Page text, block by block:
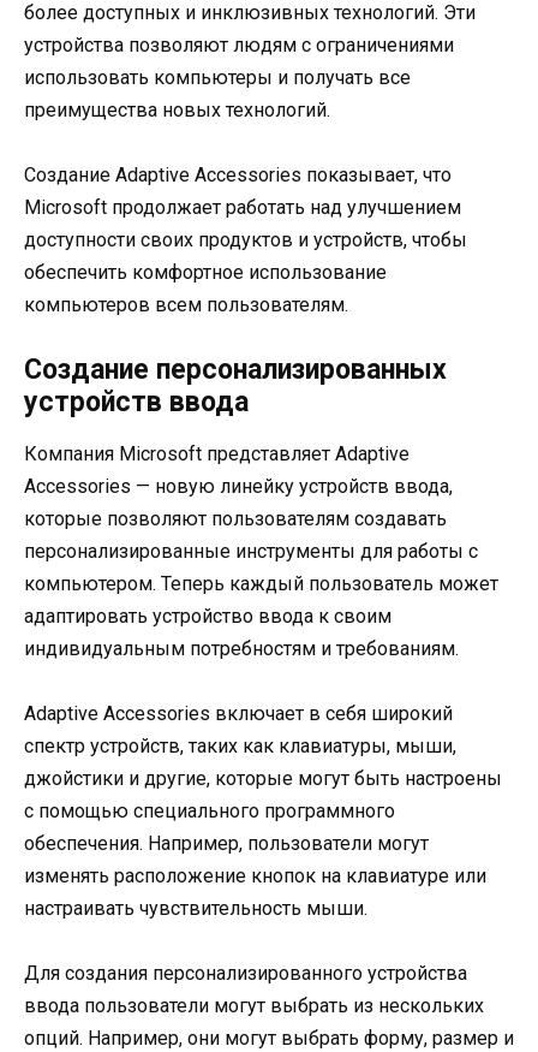
более доступных и инклюзивных технологий. Эти
устройства позволяют людям с ограничениями
использовать компьютеры и получать все
преимущества новых технологий.
Создание Adaptive Accessories показывает, что
Microsoft продолжает работать над улучшением
доступности своих продуктов и устройств, чтобы
обеспечить комфортное использование
компьютеров всем пользователям.
Создание персонализированных
устройств ввода
Компания Microsoft представляет Adaptive
Accessories — новую линейку устройств ввода,
которые позволяют пользователям создавать
персонализированные инструменты для работы с
компьютером. Теперь каждый пользователь может
адаптировать устройство ввода к своим
индивидуальным потребностям и требованиям.
Adaptive Accessories включает в себя широкий
спектр устройств, таких как клавиатуры, мыши,
джойстики и другие, которые могут быть настроены
с помощью специального программного
обеспечения. Например, пользователи могут
изменять расположение кнопок на клавиатуре или
настраивать чувствительность мыши.
Для создания персонализированного устройства
ввода пользователи могут выбрать из нескольких
опций. Например, они могут выбрать форму, размер и